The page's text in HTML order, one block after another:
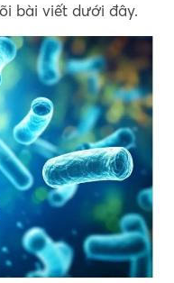
bài viết dưới đây.